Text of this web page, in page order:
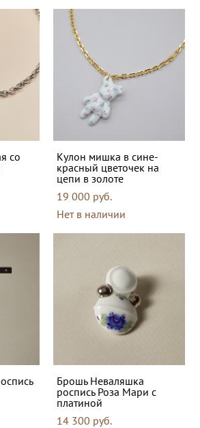
со
Кулон мишка в сине-
красный цветочек на
цепи в золоте
19 000 pуб.
Нет в наличии
Брошь Неваляшка
роспись Роза Мари с
платиной
14 300 pуб.